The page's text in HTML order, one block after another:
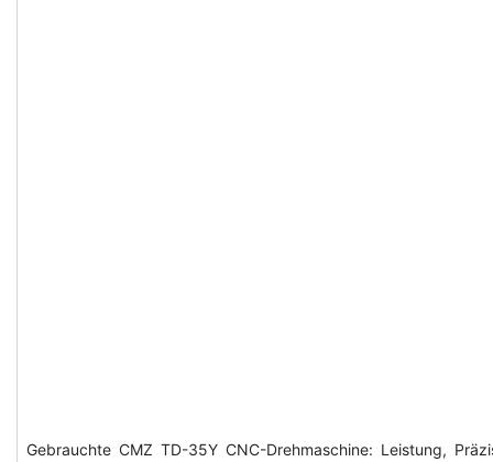
Gebrauchte CMZ TD-35Y CNC-Drehmaschine: Leistung,